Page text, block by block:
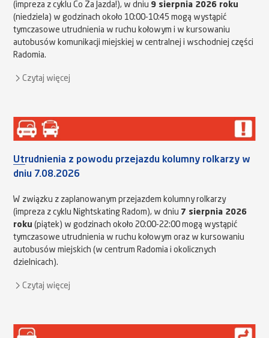
(impreza z cyklu Co Za Jazda!), w dniu 9 sierpnia 2026 roku
(niedziela) w godzinach około 10:00-10:45 mogą wystąpić
tymczasowe utrudnienia w ruchu kołowym i w kursowaniu
autobusów komunikacji miejskiej w centralnej i wschodniej części
Radomia.
Czytaj więcej
Utrudnienia z powodu przejazdu kolumny rolkarzy w
dniu 7.08.2026
W związku z zaplanowanym przejazdem kolumny rolkarzy
(impreza z cyklu Nightskating Radom), w dniu 7 sierpnia 2026
roku (piątek) w godzinach około 20:00-22:00 mogą wystąpić
tymczasowe utrudnienia w ruchu kołowym oraz w kursowaniu
autobusów miejskich (w centrum Radomia i okolicznych
dzielnicach).
Czytaj więcej